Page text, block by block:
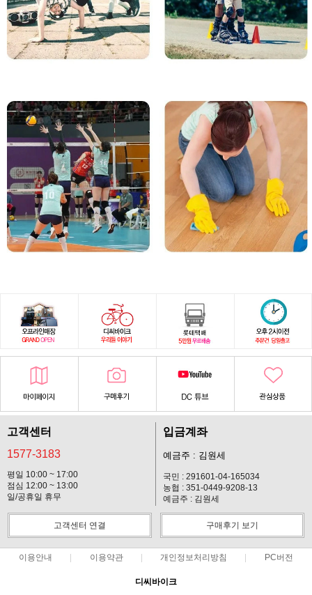
고객센터
1577-3183
평일 10:00 ~ 17:00
점심 12:00 ~ 13:00
일/공휴일 휴무
입금계좌
예금주 : 김원세
국민 : 291601-04-165034
농협 : 351-0449-9208-13
예금주 : 김원세
고객센터 연결 구매후기 보기
이용안내 이용약관 개인정보처리방침 PC버전
디씨바이크